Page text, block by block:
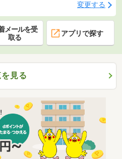
変更する
メールを受
取る
アプリで探す
見る